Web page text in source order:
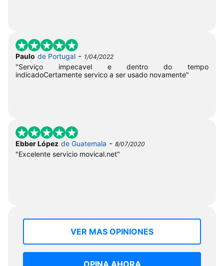
Paulo de Portugal - 1/04/2022
"Serviço impecavel e dentro do tempo
indicadoCertamente servico a ser usado novamente"
Ebber López de Guatemala - 8/07/2020
"Excelente servicio movical.net"
VER MAS OPINIONES
OPINA AHORA